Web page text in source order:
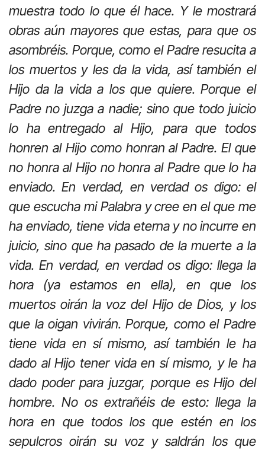
muestra todo lo que él hace. Y le mostrará
obras aún mayores que estas, para que os
asombréis. Porque, como el Padre resucita a
los muertos y les da la vida, así también el
Hijo da la vida a los que quiere. Porque el
Padre no juzga a nadie; sino que todo juicio
lo ha entregado al Hijo, para que todos
honren al Hijo como honran al Padre. El que
no honra al Hijo no honra al Padre que lo ha
enviado. En verdad, en verdad os digo: el
que escucha mi Palabra y cree en el que me
ha enviado, tiene vida eterna y no incurre en
juicio, sino que ha pasado de la muerte a la
vida. En verdad, en verdad os digo: llega la
hora (ya estamos en ella), en que los
muertos oirán la voz del Hijo de Dios, y los
que la oigan vivirán. Porque, como el Padre
tiene vida en sí mismo, así también le ha
dado al Hijo tener vida en sí mismo, y le ha
dado poder para juzgar, porque es Hijo del
hombre. No os extrañéis de esto: llega la
hora en que todos los que estén en los
sepulcros oirán su voz y saldrán los que